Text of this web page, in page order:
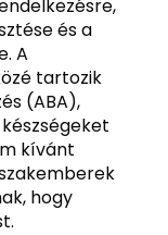
és a
A
tartozik
(ABA),
kívánt
hogy